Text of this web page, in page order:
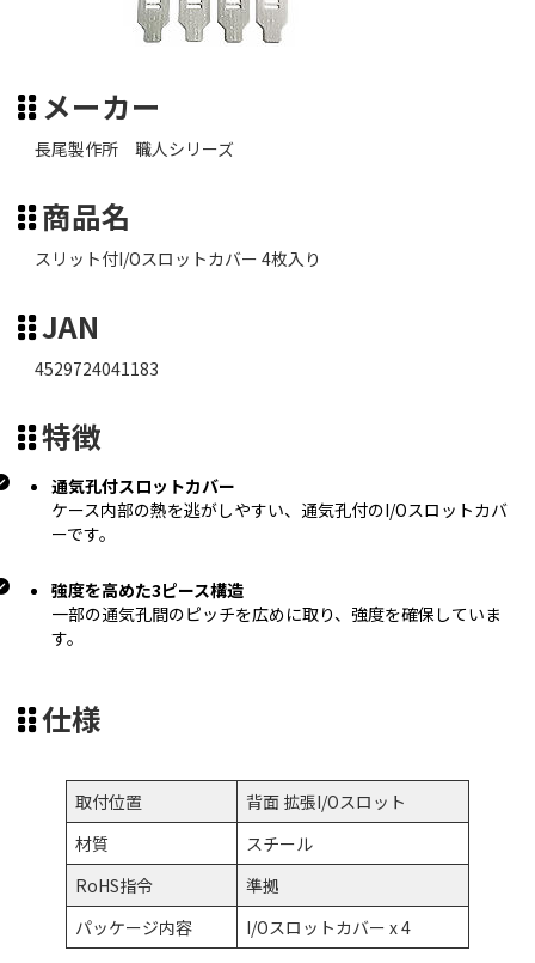
メーカー
長尾製作所 職人シリーズ
商品名
スリット付I/Oスロットカバー 4枚入り
JAN
4529724041183
特徴
通気孔付スロットカバー
ケース内部の熱を逃がしやすい、通気孔付のI/Oスロットカバ
ーです。
強度を高めた3ピース構造
一部の通気孔間のピッチを広めに取り、強度を確保していま
す。
仕様
取付位置
背面 拡張I/Oスロット
材質
スチール
RoHS指令
準拠
パッケージ内容
I/Oスロットカバー x 4